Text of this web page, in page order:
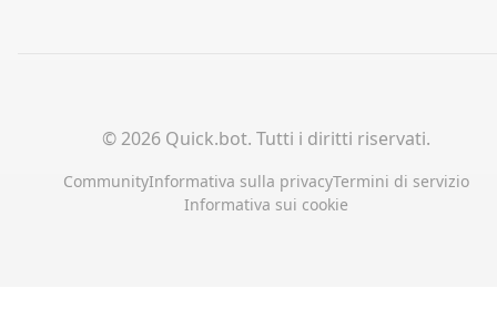
© 2026 Quick.bot. Tutti i diritti riservati.
CommunityInformativa sulla privacyTermini di servizio
Informativa sui cookie